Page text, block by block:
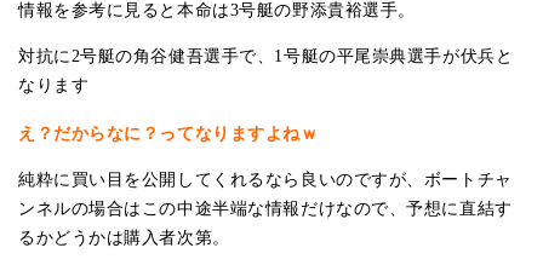
情報を参考に見ると本命は3号艇の野添貴裕選手。
対抗に2号艇の角谷健吾選手で、1号艇の平尾崇典選手が伏兵と
なります
え？だからなに？ってなりますよねｗ
純粋に買い目を公開してくれるなら良いのですが、ボートチャ
ンネルの場合はこの中途半端な情報だけなので、予想に直結す
るかどうかは購入者次第。